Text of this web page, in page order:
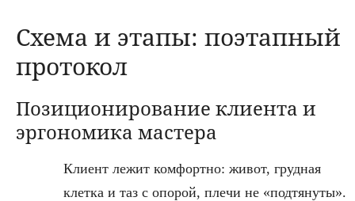
Схема и этапы: поэтапный
протокол
Позиционирование клиента и
эргономика мастера
Клиент лежит комфортно: живот, грудная
клетка и таз с опорой, плечи не «подтянуты».